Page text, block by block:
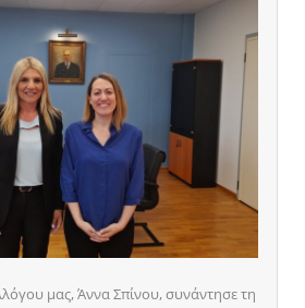
μας, Άννα Σπίνου, συνάντησε τη